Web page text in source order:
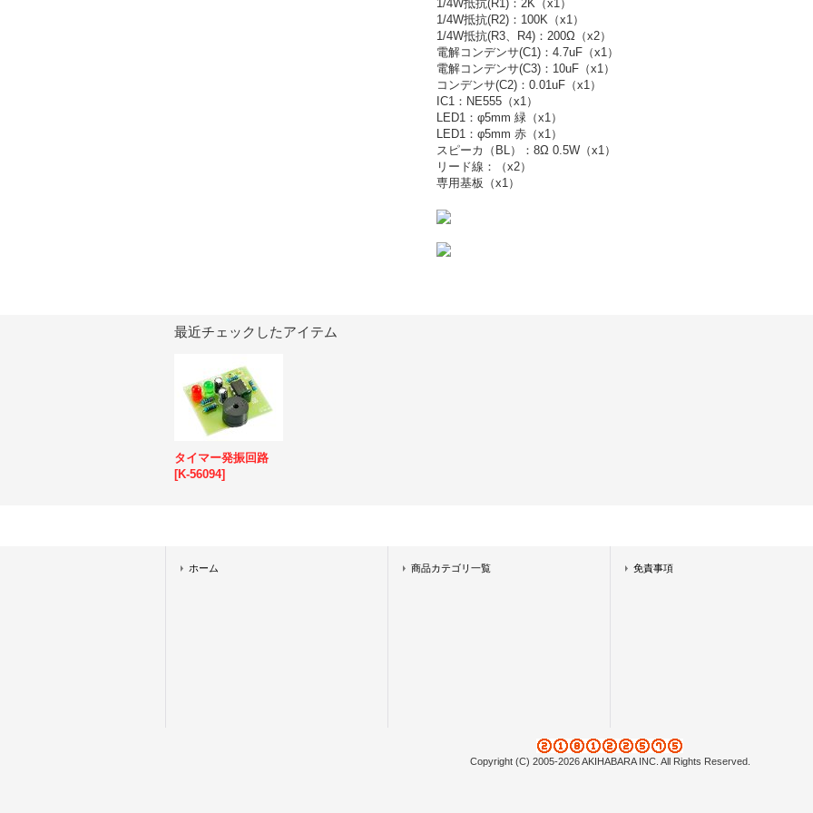
1/4W抵抗(R1)：2K（x1）
1/4W抵抗(R2)：100K（x1）
1/4W抵抗(R3、R4)：200Ω（x2）
電解コンデンサ(C1)：4.7uF（x1）
電解コンデンサ(C3)：10uF（x1）
コンデンサ(C2)：0.01uF（x1）
IC1：NE555（x1）
LED1：φ5mm 緑（x1）
LED1：φ5mm 赤（x1）
スピーカ（BL）：8Ω 0.5W（x1）
リード線：（x2）
専用基板（x1）
最近チェックしたアイテム
タイマー発振回路
[K-56094]
ホーム 商品カテゴリ一覧 免責事項
Copyright (C) 2005-2026 AKIHABARA INC. All Rights Reserved.